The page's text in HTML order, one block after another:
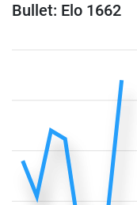
Bullet: Elo 1662